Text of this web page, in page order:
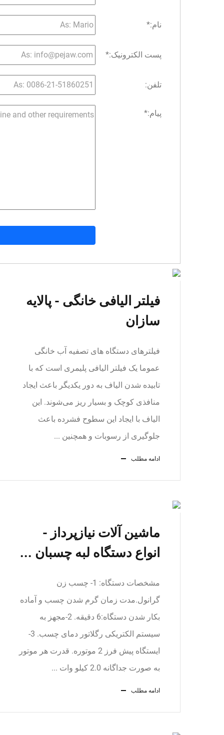
نام:*
پست الکترونیک:*
تلفن:
پیام:*
فیلتر الیافی خانگی - پالایه
سازان
فیلتر‌های دستگاه‌ های تصفیه آب خانگی
عموما یک فیلتر الیافی پلیمری است که با
تابیده شدن الیاف به دور یکدیگر باعث ایجاد
منافذی کوچک و بسیار ریز می‌شوند. این
الیاف با ایجاد این سطوح فشرده باعث
جلوگیری از رسوبات و همچنین ...
ادامه مطلب
ماشين آلات نیازپرداز -
انواع دستگاه لبه چسبان ...
مشخصات دستگاه: 1- چسب زن
گرانول.مدت زمان گرم شدن چسب و آماده
بکار شدن دستگاه:6 دقیقه. 2-مجهز به
سیستم الکتریکی رگلاتور دمای چسب. 3-
ایستگاه پیش فرز 2 موتوره. قدرت هر موتور
به صورت جداگانه 2.0 کیلو وات ...
ادامه مطلب